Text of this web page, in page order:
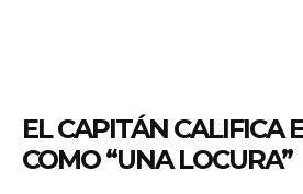
EL CAPITÁN CALIFICA
COMO “UNA LOCURA”